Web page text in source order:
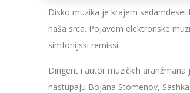
Disko muzika je krajem
naša srca. Pojavom elektronske
simfonijski remiksi.
Dirigent i autor muzičkih
nastupaju Bojana Stomenov,